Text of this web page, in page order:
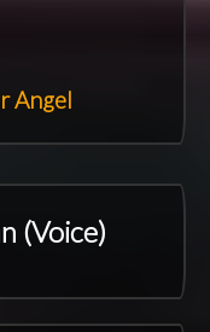
Angel
(Voice)